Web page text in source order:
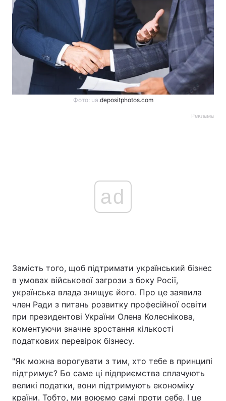
Фото: ua.depositphotos.com
Реклама
ad
Замість того, щоб підтримати український бізнес
в умовах військової загрози з боку Росії,
українська влада знищує його. Про це заявила
член Ради з питань розвитку професійної освіти
при президентові України Олена Колеснікова,
коментуючи значне зростання кількості
податкових перевірок бізнесу.
"Як можна ворогувати з тим, хто тебе в принципі
підтримує? Бо саме ці підприємства сплачують
великі податки, вони підтримують економіку
країни. Тобто, ми воюємо самі проти себе. І це